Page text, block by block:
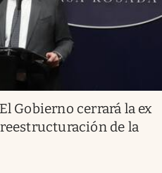
El Gobierno cerrará la ex
de la